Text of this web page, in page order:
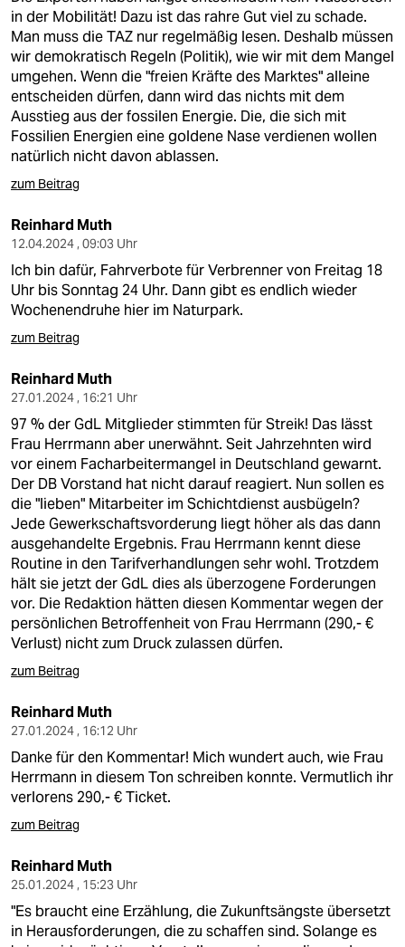
in der Mobilität! Dazu ist das rahre Gut viel zu schade.
Man muss die TAZ nur regelmäßig lesen. Deshalb müssen
wir demokratisch Regeln (Politik), wie wir mit dem Mangel
umgehen. Wenn die "freien Kräfte des Marktes" alleine
entscheiden dürfen, dann wird das nichts mit dem
Ausstieg aus der fossilen Energie. Die, die sich mit
Fossilien Energien eine goldene Nase verdienen wollen
natürlich nicht davon ablassen.
zum Beitrag
Reinhard Muth
12.04.2024 , 09:03 Uhr
Ich bin dafür, Fahrverbote für Verbrenner von Freitag 18
Uhr bis Sonntag 24 Uhr. Dann gibt es endlich wieder
Wochenendruhe hier im Naturpark.
zum Beitrag
Reinhard Muth
27.01.2024 , 16:21 Uhr
97 % der GdL Mitglieder stimmten für Streik! Das lässt
Frau Herrmann aber unerwähnt. Seit Jahrzehnten wird
vor einem Facharbeitermangel in Deutschland gewarnt.
Der DB Vorstand hat nicht darauf reagiert. Nun sollen es
die "lieben" Mitarbeiter im Schichtdienst ausbügeln?
Jede Gewerkschaftsvorderung liegt höher als das dann
ausgehandelte Ergebnis. Frau Herrmann kennt diese
Routine in den Tarifverhandlungen sehr wohl. Trotzdem
hält sie jetzt der GdL dies als überzogene Forderungen
vor. Die Redaktion hätten diesen Kommentar wegen der
persönlichen Betroffenheit von Frau Herrmann (290,- €
Verlust) nicht zum Druck zulassen dürfen.
zum Beitrag
Reinhard Muth
27.01.2024 , 16:12 Uhr
Danke für den Kommentar! Mich wundert auch, wie Frau
Herrmann in diesem Ton schreiben konnte. Vermutlich ihr
verlorens 290,- € Ticket.
zum Beitrag
Reinhard Muth
25.01.2024 , 15:23 Uhr
"Es braucht eine Erzählung, die Zukunftsängste übersetzt
in Herausforderungen, die zu schaffen sind. Solange es